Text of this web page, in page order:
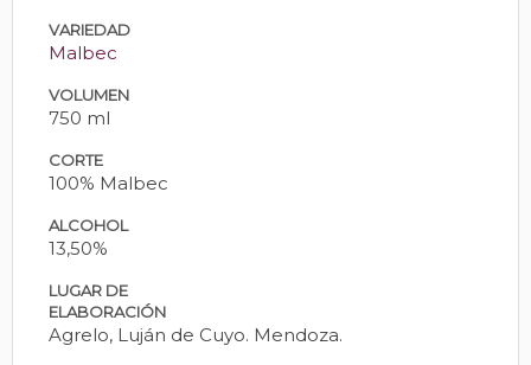
VARIEDAD
Malbec
VOLUMEN
750 ml
CORTE
100% Malbec
ALCOHOL
13,50%
LUGAR DE
ELABORACIÓN
Agrelo, Luján de Cuyo. Mendoza.